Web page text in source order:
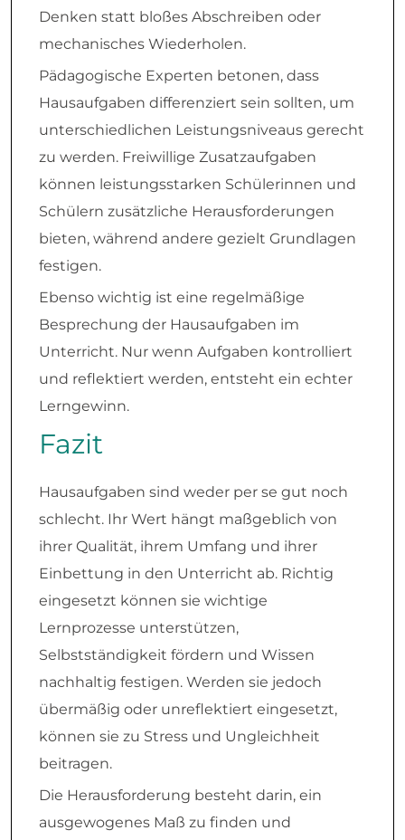
Denken statt bloßes Abschreiben oder
mechanisches Wiederholen.
Pädagogische Experten betonen, dass
Hausaufgaben differenziert sein sollten, um
unterschiedlichen Leistungsniveaus gerecht
zu werden. Freiwillige Zusatzaufgaben
können leistungsstarken Schülerinnen und
Schülern zusätzliche Herausforderungen
bieten, während andere gezielt Grundlagen
festigen.
Ebenso wichtig ist eine regelmäßige
Besprechung der Hausaufgaben im
Unterricht. Nur wenn Aufgaben kontrolliert
und reflektiert werden, entsteht ein echter
Lerngewinn.
Fazit
Hausaufgaben sind weder per se gut noch
schlecht. Ihr Wert hängt maßgeblich von
ihrer Qualität, ihrem Umfang und ihrer
Einbettung in den Unterricht ab. Richtig
eingesetzt können sie wichtige
Lernprozesse unterstützen,
Selbstständigkeit fördern und Wissen
nachhaltig festigen. Werden sie jedoch
übermäßig oder unreflektiert eingesetzt,
können sie zu Stress und Ungleichheit
beitragen.
Die Herausforderung besteht darin, ein
ausgewogenes Maß zu finden und